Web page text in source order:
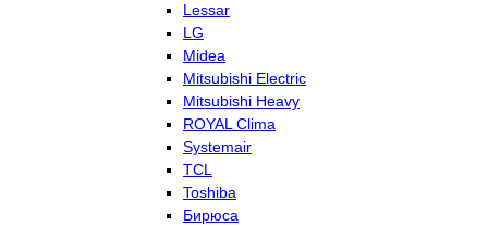
Lessar
LG
Midea
Mitsubishi Electric
Mitsubishi Heavy
ROYAL Clima
Systemair
TCL
Toshiba
Бирюса